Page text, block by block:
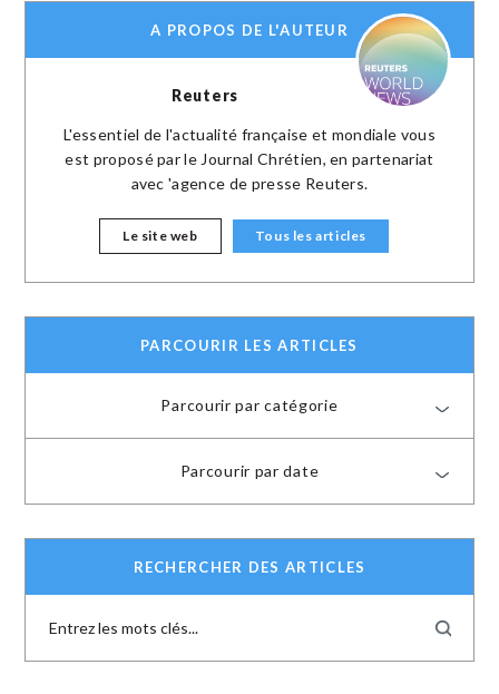
A PROPOS DE L'AUTEUR
Reuters
L'essentiel de l'actualité française et mondiale vous
est proposé par le Journal Chrétien, en partenariat
avec 'agence de presse Reuters.
Le site web Tous les articles
PARCOURIR LES ARTICLES
Parcourir par catégorie
Parcourir par date
RECHERCHER DES ARTICLES